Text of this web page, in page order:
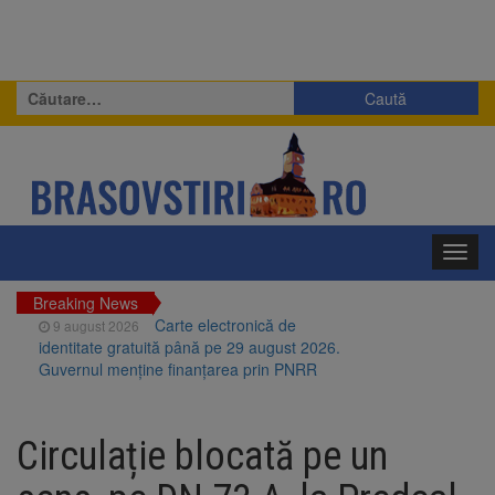
Caută
după:
Breaking News
9 august 2026
Carte electronică de
identitate gratuită până pe 29 august 2026.
Guvernul menține finanțarea prin PNRR
Brașovului vor fi restaurate. Contractul de
finanțare a fost semnat
Circulație blocată pe un